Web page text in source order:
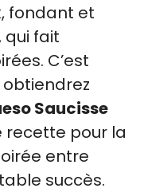
fondant et
fait
C’est
Saucisse
recette pour la
entre
succès.